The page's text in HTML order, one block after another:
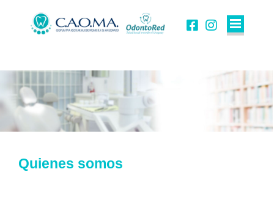
Quienes somos